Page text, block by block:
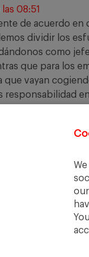
08:51
de acuerdo en
dividir los
como
que para los
que vayan
responsabilidad